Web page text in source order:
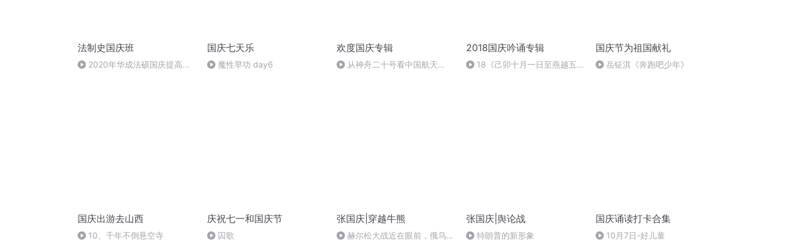
法制史国庆班
2020年华成法硕国庆提高班
国庆七天乐
魔性早功 day6
欢度国庆专辑
从神舟二十号看中国航天
2018国庆吟诵专辑
18《己卯十月一日至燕越五
国庆节为祖国献礼
岳钲淇《奔跑吧少年》
国庆出游去山西
10、千年不倒悬空寺
庆祝七一和国庆节
囚歌
张国庆|穿越牛熊
赫尔松大战近在眼前，俄乌冲
张国庆|舆论战
特朗普的新形象
国庆诵读打卡合集
10月7日-好儿童